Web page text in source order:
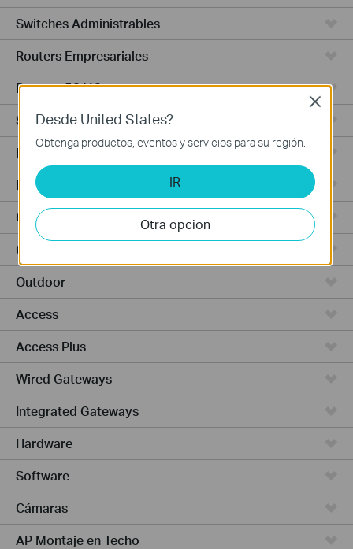
Switches Administrables
Routers Empresariales
Routers 5G/4G
Switches Smart
Punto de Acceso
Routers de Alta Potencia
Cámaras y seguridad
Ceiling Mount
Outdoor
Access
Access Plus
Wired Gateways
Integrated Gateways
Hardware
Software
Cámaras
AP Montaje en Techo
Desde United States?
Obtenga productos, eventos y servicios para su región.
IR
Otra opcion
Close